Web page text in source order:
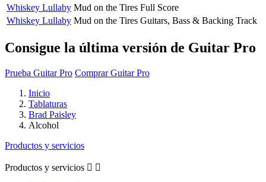
Whiskey Lullaby Mud on the Tires Full Score
Whiskey Lullaby Mud on the Tires Guitars, Bass & Backing Track
Consigue la última versión de Guitar Pro
Prueba Guitar Pro Comprar Guitar Pro
Inicio
Tablaturas
Brad Paisley
Alcohol
Productos y servicios
Productos y servicios  